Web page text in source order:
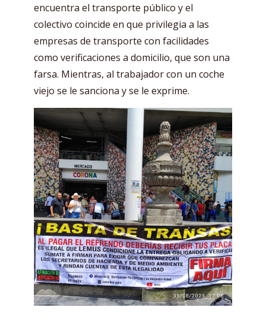
encuentra el transporte público y el
colectivo coincide en que privilegia a las
empresas de transporte con facilidades
como verificaciones a domicilio, que son una
farsa. Mientras, al trabajador con un coche
viejo se le sanciona y se le exprime.